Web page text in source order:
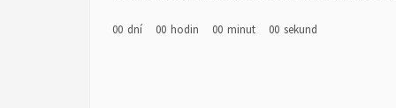
po zkušenosti z předchozích projektů EDS.
00 dní 00 hodin 00 minut 00 sekund